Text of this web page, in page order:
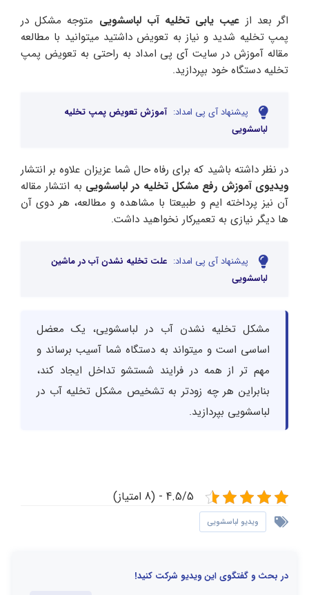
اگر بعد از عیب یابی تخلیه آب لباسشویی متوجه مشکل در
پمپ تخلیه شدید و نیاز به تعویض داشتید میتوانید با مطالعه
مقاله آموزش در سایت آی پی امداد به راحتی به تعویض پمپ
تخلیه دستگاه خود بپردازید.
پیشنهاد آی پی امداد: آموزش تعویض پمپ تخلیه
لباسشویی
در نظر داشته باشید که برای رفاه حال شما عزیزان علاوه بر انتشار
ویدیوی آموزش رفع مشکل تخلیه در لباسشویی به انتشار مقاله
آن نیز پرداخته ایم و طبیعتا با مشاهده و مطالعه، هر دوی آن
ها دیگر نیازی به تعمیرکار نخواهید داشت.
پیشنهاد آی پی امداد: علت تخلیه نشدن آب در ماشین
لباسشویی
مشکل تخلیه نشدن آب در لباسشویی، یک معضل
اساسی است و میتواند به دستگاه شما آسیب برساند و
مهم تر از همه در فرایند شستشو تداخل ایجاد کند،
بنابراین هر چه زودتر به تشخیص مشکل تخلیه آب در
لباسشویی بپردازید.
4.5/5 - (8 امتیاز)
ویدیو لباسشویی
در بحث و گفتگوی این ویدیو شرکت کنید!